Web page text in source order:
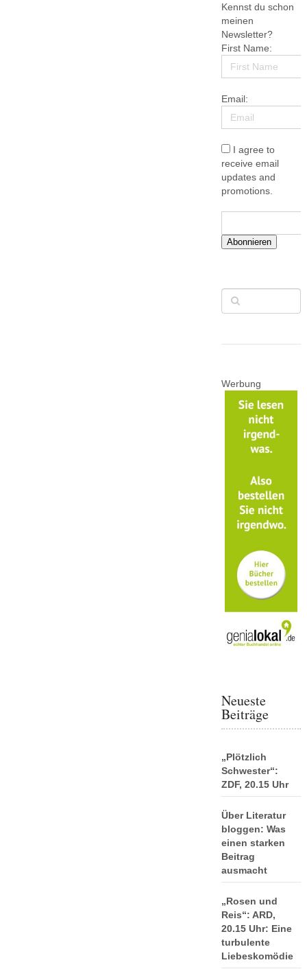
Kennst du schon
meinen
Newsletter?
First Name:
Email:
I agree to
receive email
updates and
promotions.
Abonnieren
Werbung
Neueste
Beiträge
„Plötzlich
Schwester“:
ZDF, 20.15 Uhr
Über Literatur
bloggen: Was
einen starken
Beitrag
ausmacht
„Rosen und
Reis“: ARD,
20.15 Uhr: Eine
turbulente
Liebeskomödie